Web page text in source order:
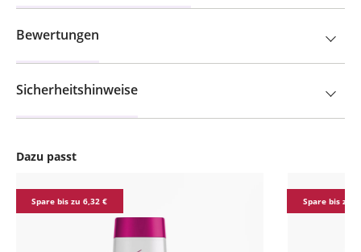
Dazu passt
Spare bis zu 6,32 € Spare bis zu
Bewertungen
Sicherheitshinweise